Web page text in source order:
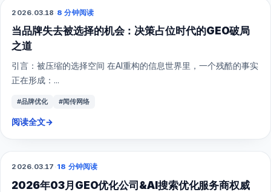
GEO
2026.03.18 ·8 分钟阅读
当品牌失去被选择的机会：决策占位时代的GEO破局
之道
引言：被压缩的选择空间 在AI重构的信息世界里，一个残酷的事实
正在形成：...
#品牌优化 #闻传网络
阅读全文→
GEO
2026.03.17 ·18 分钟阅读
2026年03月GEO优化公司&AI搜索优化服务商权威